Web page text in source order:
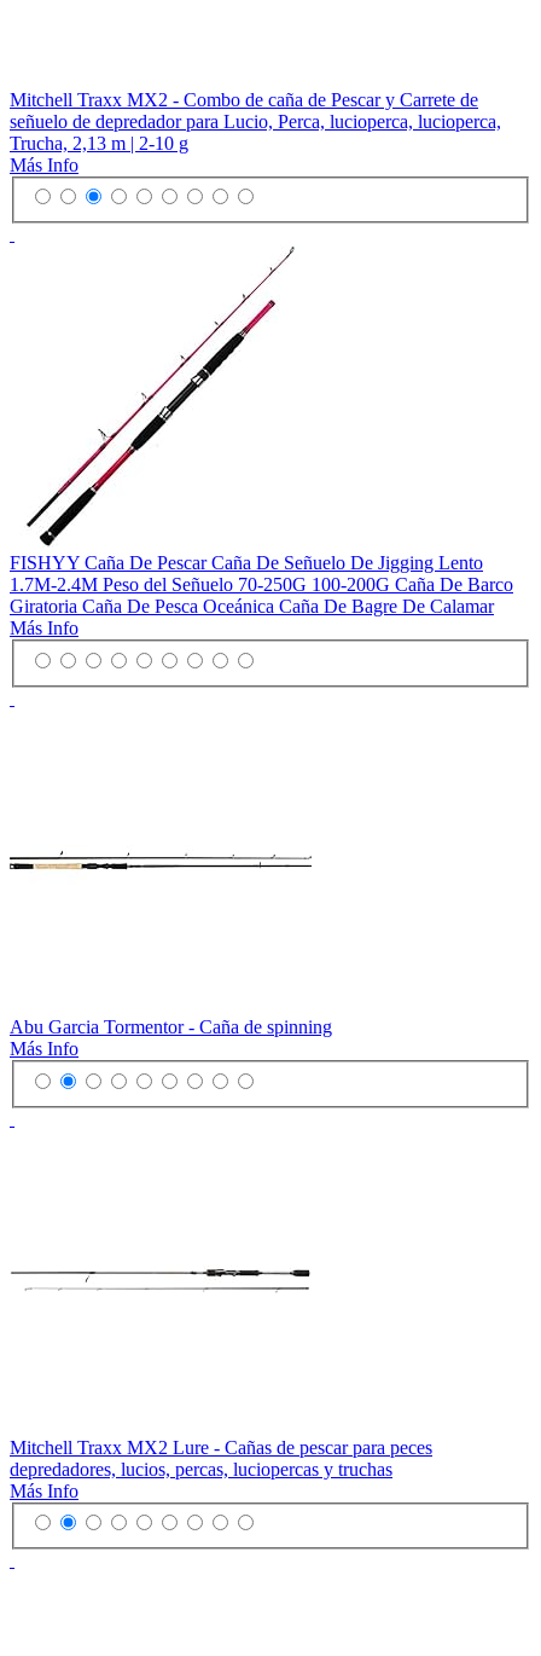
Mitchell Traxx MX2 - Combo de caña de Pescar y Carrete de
señuelo de depredador para Lucio, Perca, lucioperca, lucioperca,
Trucha, 2,13 m | 2-10 g
Más Info
FISHYY Caña De Pescar Caña De Señuelo De Jigging Lento
1.7M-2.4M Peso del Señuelo 70-250G 100-200G Caña De Barco
Giratoria Caña De Pesca Oceánica Caña De Bagre De Calamar
Más Info
Abu Garcia Tormentor - Caña de spinning
Más Info
Mitchell Traxx MX2 Lure - Cañas de pescar para peces
depredadores, lucios, percas, luciopercas y truchas
Más Info